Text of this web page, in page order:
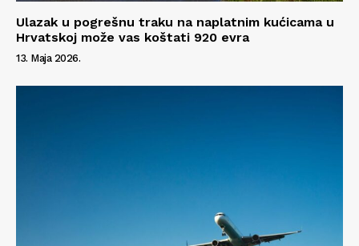
Ulazak u pogrešnu traku na naplatnim kućicama u
Hrvatskoj može vas koštati 920 evra
13. Maja 2026.